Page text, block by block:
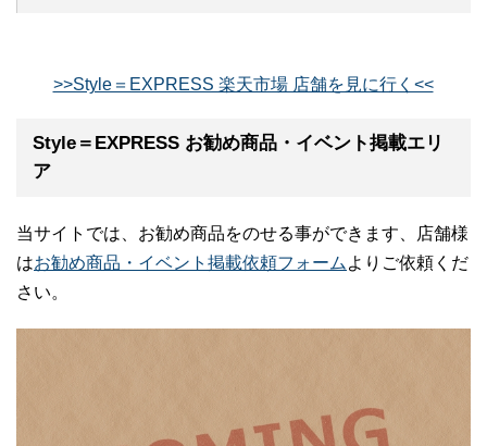
>>Style＝EXPRESS 楽天市場 店舗を見に行く<<
Style＝EXPRESS お勧め商品・イベント掲載エリ
ア
当サイトでは、お勧め商品をのせる事ができます、店舗様
はお勧め商品・イベント掲載依頼フォーム よりご依頼くだ
さい。